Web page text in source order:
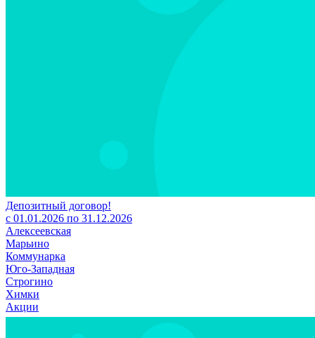
Депозитный договор!
с 01.01.2026 по 31.12.2026
Алексеевская
Марьино
Коммунарка
Юго-Западная
Строгино
Химки
Акции